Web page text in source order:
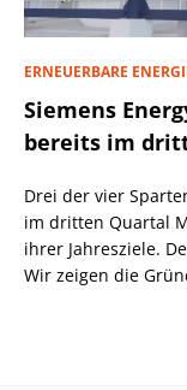
ERNEUERBARE
Siemens
bereits im
Drei der vier
im dritten Quartal
ihrer Jahresziele.
Wir zeigen die